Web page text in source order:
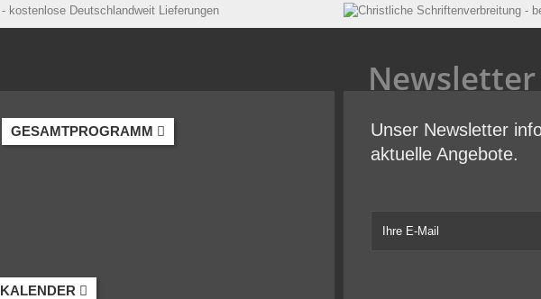
GESAMTPROGRAMM
KALENDER
Newsletter
Unser Newsletter
aktuelle Angebote.